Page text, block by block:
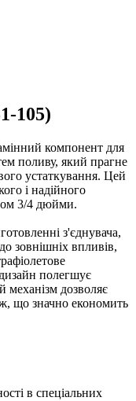
105)
компонент для
поливу, який прагне
устаткування. Цей
і надійного
3/4 дюйми.
з'єднувача,
зовнішніх впливів,
полегшує
механізм дозволяє
що значно економить
в спеціальних